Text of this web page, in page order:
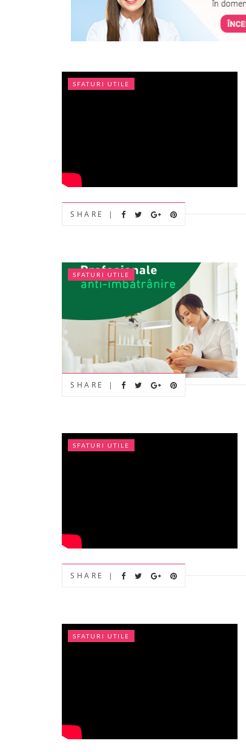
SFATURI UTILE
SHARE |
SFATURI UTILE
SHARE |
SFATURI UTILE
SHARE |
SFATURI UTILE